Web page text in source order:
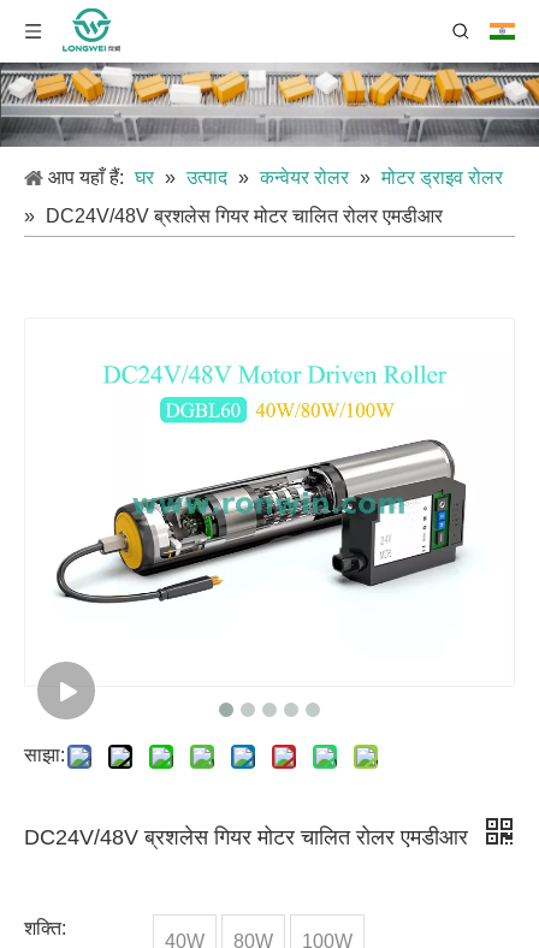
आप यहाँ हैं: घर » उत्पाद » कन्वेयर रोलर » मोटर ड्राइव रोलर
»
DC24V/48V ब्रशलेस गियर मोटर चालित रोलर एमडीआर
साझा:
DC24V/48V ब्रशलेस गियर मोटर चालित रोलर एमडीआर
शक्ति:
40W 80W 100W